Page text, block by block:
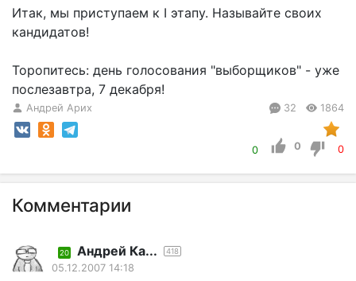
Итак, мы приступаем к I этапу. Называйте своих
кандидатов!
Торопитесь: день голосования "выборщиков" - уже
послезавтра, 7 декабря!
Андрей Арих 32 1864
0 0 0
Комментарии
20 Андрей Ка... 418
05.12.2007 14:18